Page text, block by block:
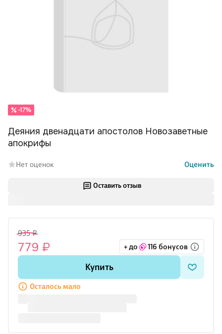
Оставить отзыв
-17%
Деяния двенадцати апостолов Новозаветные
апокрифы
Нет оценок Оценить
935 ₽
779 ₽ + до 116 бонусов
Купить
Осталось мало